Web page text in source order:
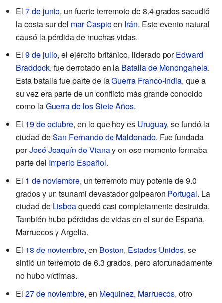
El 7 de junio, un fuerte terremoto de 8.4 grados sacudió
la costa sur del mar Caspioen Irán. Este evento natural
causó la pérdida de muchas vidas.
El 9 de julio, el ejército británico, liderado porEdward
Braddock, fue derrotado en la Batalla de Monongahela.
Esta batalla fue parte de laGuerra Franco-india, que a
su vez era parte de un conflicto más grande conocido
como laGuerra de los Siete Años.
El 19 de octubre, en lo que hoy es Uruguay, se fundó la
ciudad deSan Fernando de Maldonado. Fue fundada
porJosé Joaquín de Vianay en ese momento formaba
parte del Imperio Español.
El 1 de noviembre, un terremoto muy potente de 9.0
grados y un tsunami devastador golpearon Portugal. La
ciudad de Lisboaquedó casi completamente destruida.
También hubo pérdidas de vidas en el sur de España,
Marruecos y Argelia.
El 18 de noviembre, en Boston, Estados Unidos, se
sintió un terremoto de 6.3 grados, pero afortunadamente
no hubo víctimas.
El 27 de noviembre, en Mequinez, Marruecos, otro